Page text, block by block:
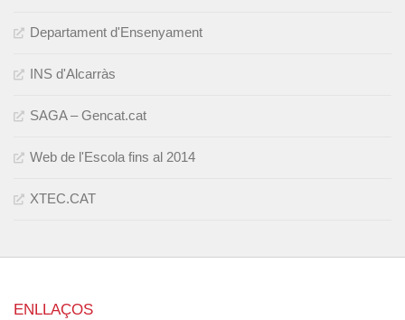
Departament d'Ensenyament
INS d'Alcarràs
SAGA – Gencat.cat
Web de l'Escola fins al 2014
XTEC.CAT
ENLLAÇOS